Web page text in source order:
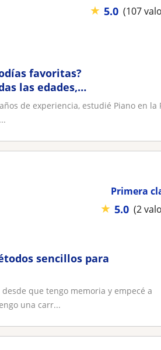
★ 5.0 (107
favoritas?
las edades,
de experiencia, estudié Piano en la
Primera
★ 5.0 (2
sencillos para
que tengo memoria y empecé a
una carr...